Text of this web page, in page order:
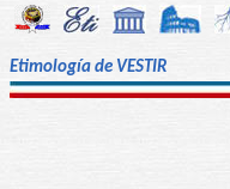
Etimología de VESTIR